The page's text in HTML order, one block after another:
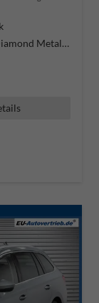
Smokey Diamond Metallic ()